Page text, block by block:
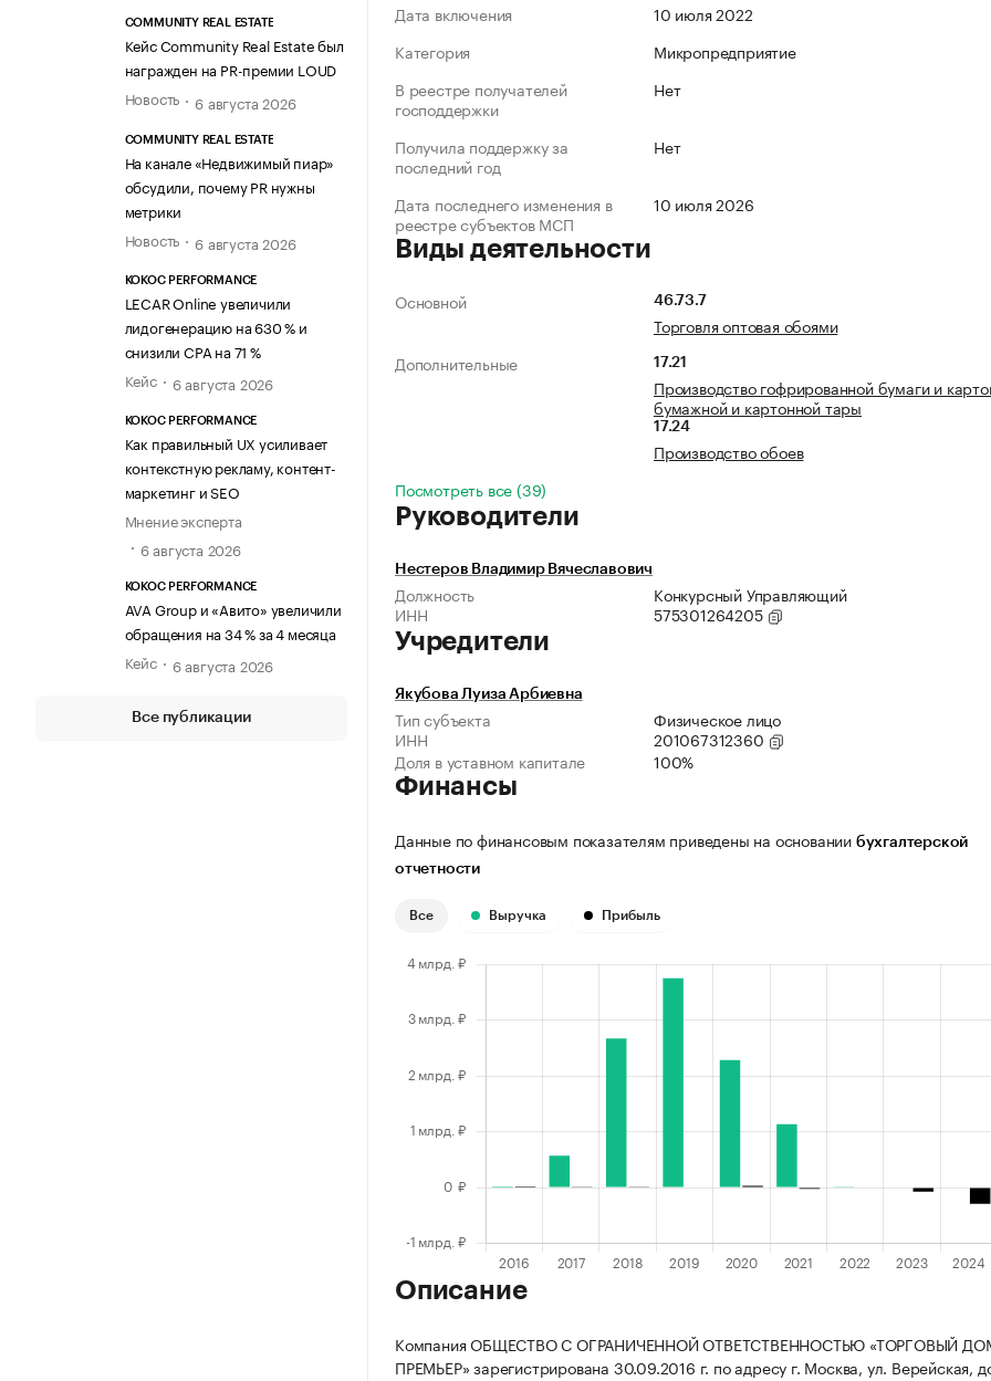
COMMUNITY REAL ESTATE
Кейс Community Real Estate был
награжден на PR-премии LOUD
Новость
6 августа 2026
COMMUNITY REAL ESTATE
На канале «Недвижимый пиар»
обсудили, почему PR нужны
метрики
Новость
6 августа 2026
KOKOC PERFORMANCE
LECAR Online увеличили
лидогенерацию на 630 % и
снизили CPA на 71 %
Кейс
6 августа 2026
KOKOC PERFORMANCE
Как правильный UX усиливает
контекстную рекламу, контент-
маркетинг и SEO
Мнение эксперта
6 августа 2026
KOKOC PERFORMANCE
AVA Group и «Авито» увеличили
обращения на 34 % за 4 месяца
Кейс
6 августа 2026
Все публикации
Дата включения
10 июля 2022
Категория
Микропредприятие
В реестре получателей
господдержки
Нет
Получила поддержку за
последний год
Нет
Дата последнего изменения в
реестре субъектов МСП
10 июля 2026
Виды деятельности
Основной 46.73.7
Торговля оптовая обоями
Дополнительные
17.21
Производство гофрированной бумаги и
бумажной и картонной тары
17.24
Производство обоев
Посмотреть все (39)
Руководители
Нестеров Владимир Вячеславович
Должность
Конкурсный Управляющий
ИНН
575301264205
Учредители
Якубова Луиза Арбиевна
Тип субъекта
Физическое лицо
ИНН
201067312360
Доля в уставном капитале
100%
Финансы
Данные по финансовым показателям приведены на основании бухгалтерской
отчетности
Все Выручка Прибыль
Описание
Компания ОБЩЕСТВО С ОГРАНИЧЕННОЙ ОТВЕТСТВЕННОСТЬЮ «ТОРГОВЫЙ
ПРЕМЬЕР» зарегистрирована 30.09.2016 г. по адресу г. Москва, ул. Верейская,